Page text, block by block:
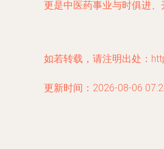
更是中医药事业与时俱进、
如若转载，请注明出处：
更新时间：2026-08-06